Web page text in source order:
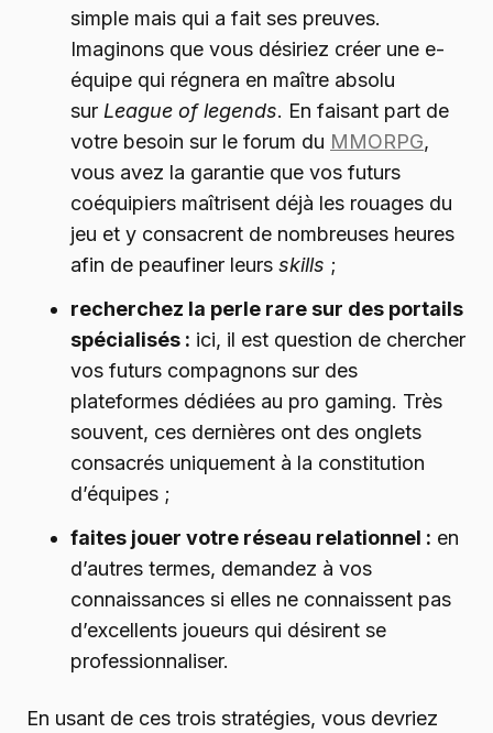
simple mais qui a fait ses preuves.
Imaginons que vous désiriez créer une e-
équipe qui régnera en maître absolu
sur League of legends. En faisant part de
votre besoin sur le forum du MMORPG,
vous avez la garantie que vos futurs
coéquipiers maîtrisent déjà les rouages du
jeu et y consacrent de nombreuses heures
afin de peaufiner leurs skills ;
recherchez la perle rare sur des portails
spécialisés : ici, il est question de chercher
vos futurs compagnons sur des
plateformes dédiées au pro gaming. Très
souvent, ces dernières ont des onglets
consacrés uniquement à la constitution
d’équipes ;
faites jouer votre réseau relationnel : en
d’autres termes, demandez à vos
connaissances si elles ne connaissent pas
d’excellents joueurs qui désirent se
professionnaliser.
En usant de ces trois stratégies, vous devriez